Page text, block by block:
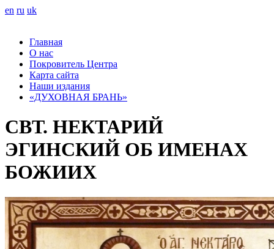
en ru uk
Главная
О нас
Покровитель Центра
Карта сайта
Наши издания
«ДУХОВНАЯ БРАНЬ»
СВТ. НЕКТАРИЙ
ЭГИНСКИЙ ОБ ИМЕНАХ
БОЖИИХ